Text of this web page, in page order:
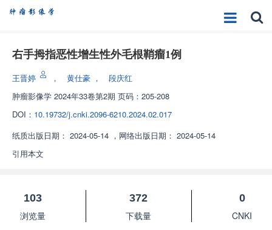
右手拇指恶性增生性外毛根鞘瘤1例
王晋婷 ， 黄仕豪 ，
段庆红
肿瘤影像学 2024年33卷第2期 页码：205-208
DOI： 10.19732/j.cnki.2096-6210.2024.02.017
纸质出版日期： 2024-05-14 ， 网络出版日期： 2024-05-14
引用本文
103
浏览量
372
下载量
0
CNKI